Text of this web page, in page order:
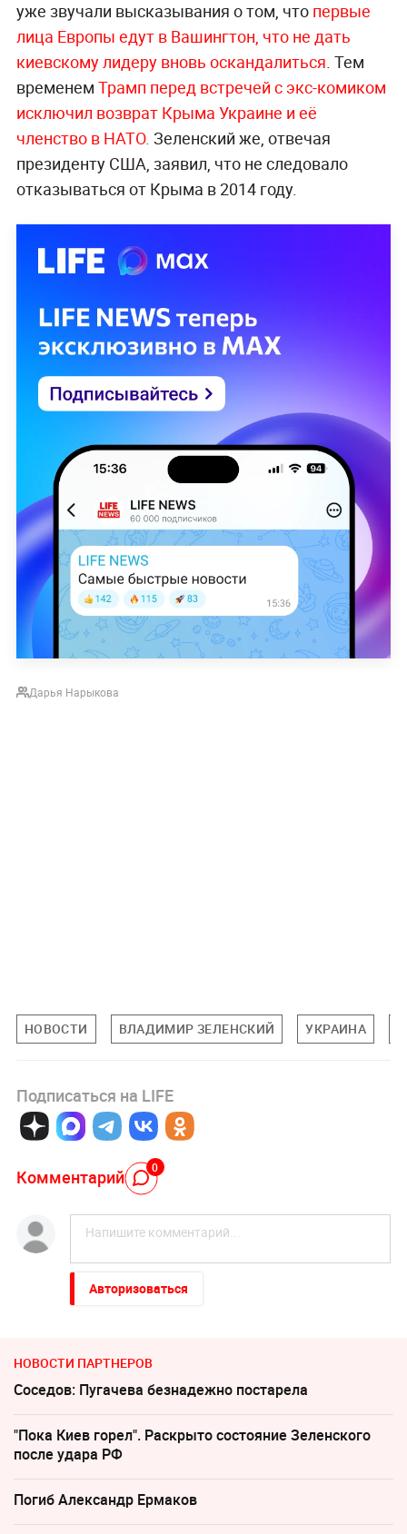
уже звучали высказывания о том, что первые
лица Европы едут в Вашингтон, что не дать
киевскому лидеру вновь оскандалиться. Тем
временем Трамп перед встречей с экс-комиком
исключил возврат Крыма Украине и её
членство в НАТО. Зеленский же, отвечая
президенту США, заявил, что не следовало
отказываться от Крыма в 2014 году.
Дарья Нарыкова
НОВОСТИ ВЛАДИМИР ЗЕЛЕНСКИЙ УКРАИНА
Подписаться на LIFE
Комментарий 0
Авторизоваться
НОВОСТИ ПАРТНЕРОВ
Соседов: Пугачева безнадежно постарела
"Пока Киев горел". Раскрыто состояние Зеленского
после удара РФ
Погиб Александр Ермаков